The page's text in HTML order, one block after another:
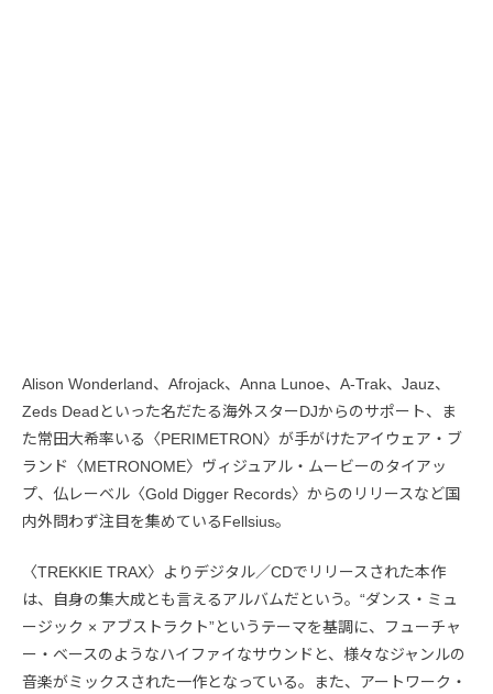
Alison Wonderland、Afrojack、Anna Lunoe、A-Trak、Jauz、
Zeds Deadといった名だたる海外スターDJからのサポート、ま
た常田大希率いる〈PERIMETRON〉が手がけたアイウェア・ブ
ランド〈METRONOME〉ヴィジュアル・ムービーのタイアッ
プ、仏レーベル〈Gold Digger Records〉からのリリースなど国
内外問わず注目を集めているFellsius。
〈TREKKIE TRAX〉よりデジタル／CDでリリースされた本作
は、自身の集大成とも言えるアルバムだという。“ダンス・ミュ
ージック × アブストラクト”というテーマを基調に、フューチャ
ー・ベースのようなハイファイなサウンドと、様々なジャンルの
音楽がミックスされた一作となっている。また、アートワーク・